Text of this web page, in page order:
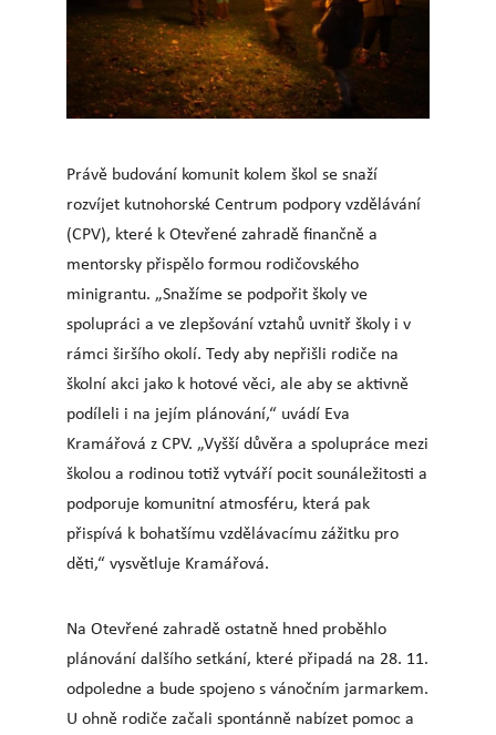
Právě budování komunit kolem škol se snaží
rozvíjet kutnohorské Centrum podpory vzdělávání
(CPV), které k Otevřené zahradě finančně a
mentorsky přispělo formou rodičovského
minigrantu. „Snažíme se podpořit školy ve
spolupráci a ve zlepšování vztahů uvnitř školy i v
rámci širšího okolí. Tedy aby nepřišli rodiče na
školní akci jako k hotové věci, ale aby se aktivně
podíleli i na jejím plánování,“ uvádí Eva
Kramářová z CPV. „Vyšší důvěra a spolupráce mezi
školou a rodinou totiž vytváří pocit sounáležitosti a
podporuje komunitní atmosféru, která pak
přispívá k bohatšímu vzdělávacímu zážitku pro
děti,“ vysvětluje Kramářová.
Na Otevřené zahradě ostatně hned proběhlo
plánování dalšího setkání, které připadá na 28. 11.
odpoledne a bude spojeno s vánočním jarmarkem.
U ohně rodiče začali spontánně nabízet pomoc a